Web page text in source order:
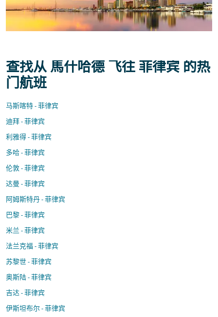
查找从 馬什哈德 飞往 菲律宾 的热
门航班
马斯喀特 - 菲律宾
迪拜 - 菲律宾
利雅得 - 菲律宾
多哈 - 菲律宾
伦敦 - 菲律宾
达曼 - 菲律宾
阿姆斯特丹 - 菲律宾
巴黎 - 菲律宾
米兰 - 菲律宾
法兰克福 - 菲律宾
苏黎世 - 菲律宾
奥斯陆 - 菲律宾
吉达 - 菲律宾
伊斯坦布尔 - 菲律宾